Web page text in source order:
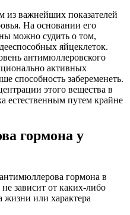
из важнейших показателей
На основании его
можно судить о том,
яйцеклеток.
антимюллеровского
активных
способность забеременеть.
этого вещества в
естественным путем крайне
гормона у
гормона в
зависит от каких-либо
жизни или характера